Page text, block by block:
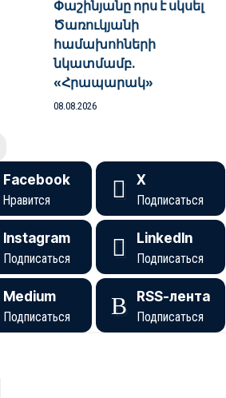
Փաշինյանը որս է սկսել
Ծառուկյանի
համախոհների
նկատմամբ.
«Հրապարակ»
08.08.2026
Facebook
Нравится
X
Подписаться
Instagram
Подписаться
LinkedIn
Подписаться
Medium
Подписаться
RSS-лента
Подписаться